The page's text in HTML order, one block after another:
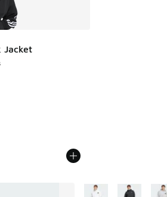
Jacket
Plus de couleurs